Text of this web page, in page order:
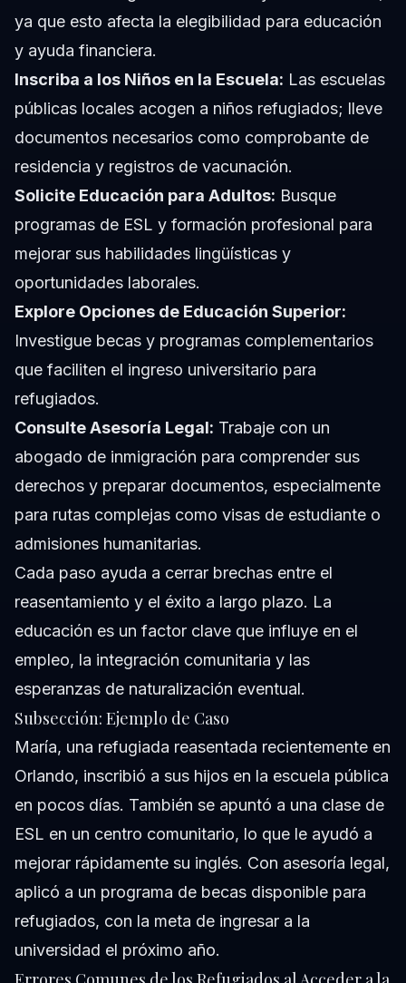
ya que esto afecta la elegibilidad para educación
y ayuda financiera.
Inscriba a los Niños en la Escuela: Las escuelas
públicas locales acogen a niños refugiados; lleve
documentos necesarios como comprobante de
residencia y registros de vacunación.
Solicite Educación para Adultos: Busque
programas de ESL y formación profesional para
mejorar sus habilidades lingüísticas y
oportunidades laborales.
Explore Opciones de Educación Superior:
Investigue becas y programas complementarios
que faciliten el ingreso universitario para
refugiados.
Consulte Asesoría Legal: Trabaje con un
abogado de inmigración para comprender sus
derechos y preparar documentos, especialmente
para rutas complejas como visas de estudiante o
admisiones humanitarias.
Cada paso ayuda a cerrar brechas entre el
reasentamiento y el éxito a largo plazo. La
educación es un factor clave que influye en el
empleo, la integración comunitaria y las
esperanzas de naturalización eventual.
Subsección: Ejemplo de Caso
María, una refugiada reasentada recientemente en
Orlando, inscribió a sus hijos en la escuela pública
en pocos días. También se apuntó a una clase de
ESL en un centro comunitario, lo que le ayudó a
mejorar rápidamente su inglés. Con asesoría legal,
aplicó a un programa de becas disponible para
refugiados, con la meta de ingresar a la
universidad el próximo año.